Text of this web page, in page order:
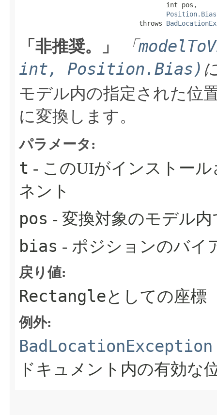
                                      int pos,
Position.Bias
                               throws
「非推奨。」 「
int, Position.Bias)
モデル内の指定された位
に変換します。
パラメータ:
t - このUIがインストー
ネント
pos - 変換対象のモデル
bias - ポジションのバイ
戻り値:
Rectangleとしての座標
例外:
BadLocationException
ドキュメント内の有効な